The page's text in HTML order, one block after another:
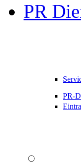
PR
PR-